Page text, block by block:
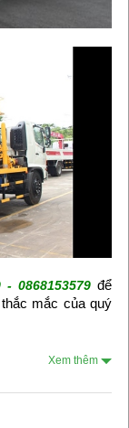
- 0868153579 để
mắc của quý
Xem thêm